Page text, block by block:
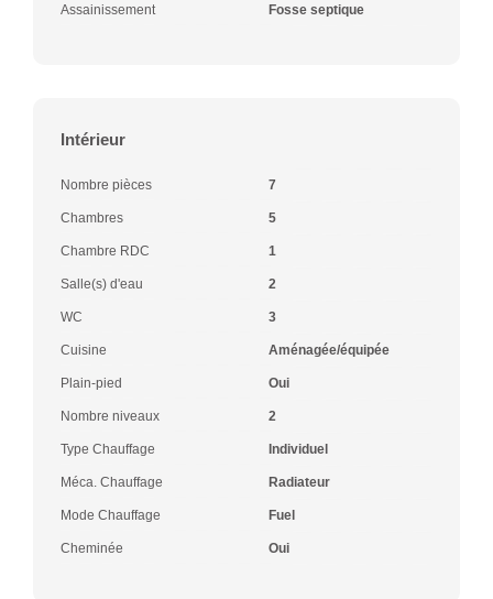
Assainissement Fosse septique
Intérieur
Nombre pièces 7
Chambres 5
Chambre RDC 1
Salle(s) d'eau 2
WC 3
Cuisine Aménagée/équipée
Plain-pied Oui
Nombre niveaux 2
Type Chauffage Individuel
Méca. Chauffage Radiateur
Mode Chauffage Fuel
Cheminée Oui